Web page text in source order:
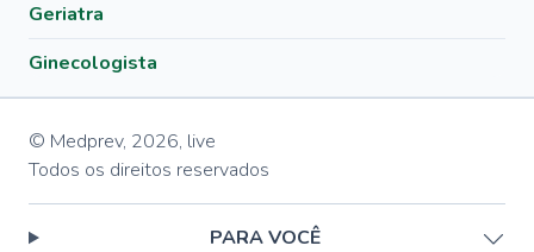
Geriatra
Ginecologista
© Medprev, 2026, live
Todos os direitos reservados
PARA VOCÊ